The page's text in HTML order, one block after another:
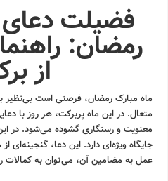
رمضان:
از
ماه مبارک رمضان، فرصتی است بی‌نظیر
متعال. در این ماه پربرکت، هر روز با
معنویت و رستگاری گشوده می‌شود. در
جایگاه ویژه‌ای دارد. این دعا، گنجینه‌ای
عمل به مضامین آن، می‌توان به کمالات